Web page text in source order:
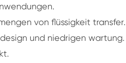
von flüssigkeit transfer.
und niedrigen wartung.